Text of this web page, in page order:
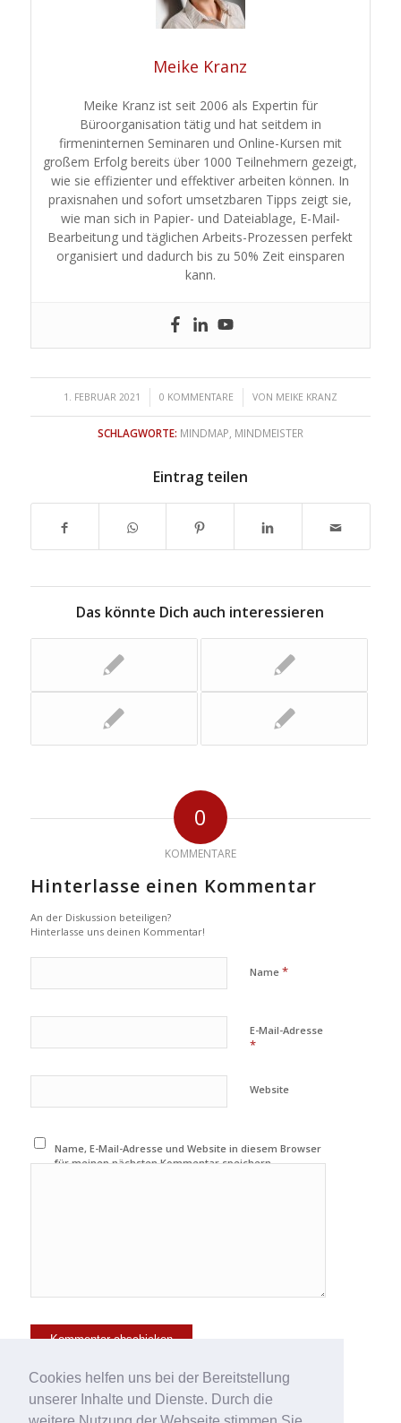
Cookies helfen uns bei der Bereitstellung
unserer Inhalte und Dienste. Durch die
Meike Kranz
Meike Kranz ist seit 2006 als Expertin für
Büroorganisation tätig und hat seitdem in
firmeninternen Seminaren und Online-Kursen mit
großem Erfolg bereits über 1000 Teilnehmern gezeigt,
wie sie effizienter und effektiver arbeiten können. In
praxisnahen und sofort umsetzbaren Tipps zeigt sie,
wie man sich in Papier- und Dateiablage, E-Mail-
Bearbeitung und täglichen Arbeits-Prozessen perfekt
organisiert und dadurch bis zu 50% Zeit einsparen
kann.
1. FEBRUAR 2021
/ 0 KOMMENTARE
/ VON MEIKE KRANZ
SCHLAGWORTE: MINDMAP MINDMEISTER
Eintrag teilen
Das könnte Dich auch interessieren
0
KOMMENTARE
Hinterlasse einen Kommentar
An der Diskussion beteiligen?
Hinterlasse uns deinen Kommentar!
Name *
E-Mail-Adresse
*
Website
Name, E-Mail-Adresse und Website in diesem Browser
für meinen nächsten Kommentar speichern.